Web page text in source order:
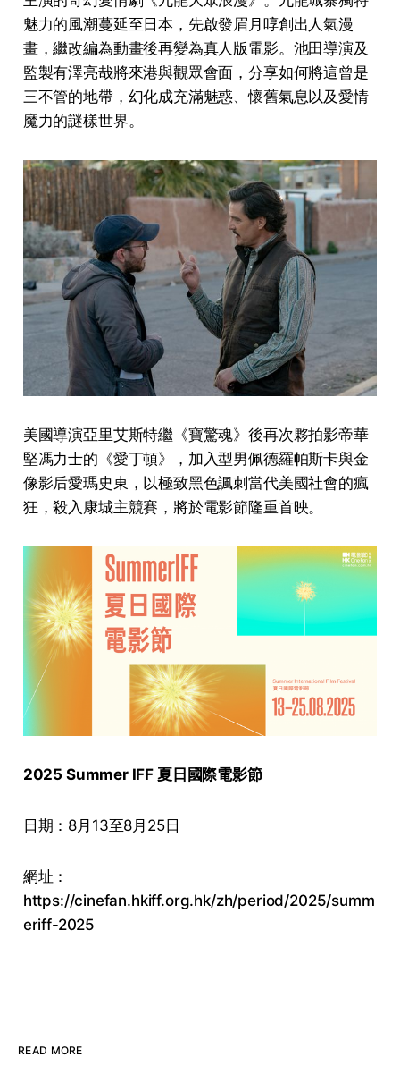
魅力的風潮蔓延至日本，先啟發眉月啍創出人氣漫
畫，繼改編為動畫後再變為真人版電影。池田導演及
監製有澤亮哉將來港與觀眾會面，分享如何將這曾是
三不管的地帶，幻化成充滿魅惑、懷舊氣息以及愛情
魔力的謎樣世界。
美國導演亞里艾斯特繼《寶驚魂》後再次夥拍影帝華
堅馮力士的《愛丁頓》，加入型男佩德羅帕斯卡與金
像影后愛瑪史東，以極致黑色諷刺當代美國社會的瘋
狂，殺入康城主競賽，將於電影節隆重首映。
2025 Summer IFF 夏日國際電影節
日期：8月13至8月25日
網址：
https://cinefan.hkiff.org.hk/zh/period/2025/summ
eriff-2025
READ MORE